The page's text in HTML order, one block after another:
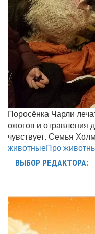
Поросёнка Чарли
ожогов и
чувствует. Семья
животныеПро
ВЫБОР РЕДАКТОРА: